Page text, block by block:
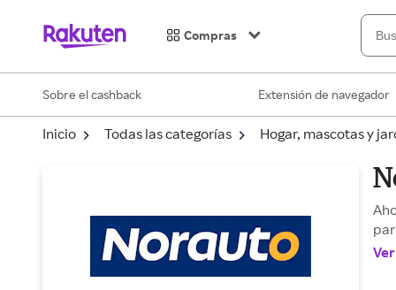
Compras
Sobre el cashback Extensión de navegador
Inicio Todas las categorías Hogar, mascotas y